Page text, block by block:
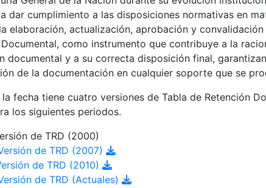
dar cumplimiento a las disposiciones normativas en
elaboración, actualización, aprobación y convalidación
como instrumento que contribuye a la
documental y a su correcta disposición final,
de la documentación en cualquier soporte que se
la fecha tiene cuatro versiones de Tabla de Retención
los siguientes periodos.
de TRD (2000)
de TRD (2007)
de TRD (2010)
de TRD (Actuales)